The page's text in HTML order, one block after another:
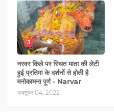
3
नरवर किले पर स्थित माता की लेटी
हुई प्रतिमा के दर्शनों से होती है
मनोकामना पूर्ण - Narvar
अक्टूबर 04, 2022